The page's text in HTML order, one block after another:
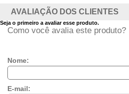
AVALIAÇÃO DOS CLIENTES
Seja o primeiro a avaliar esse produto.
Como você avalia este produto?
Nome:
E-mail: